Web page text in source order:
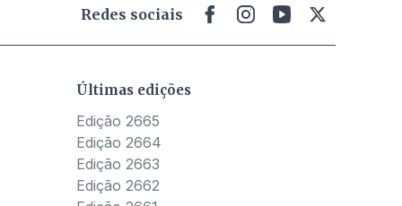
Redes sociais
Últimas edições
Edição 2665
Edição 2664
Edição 2663
Edição 2662